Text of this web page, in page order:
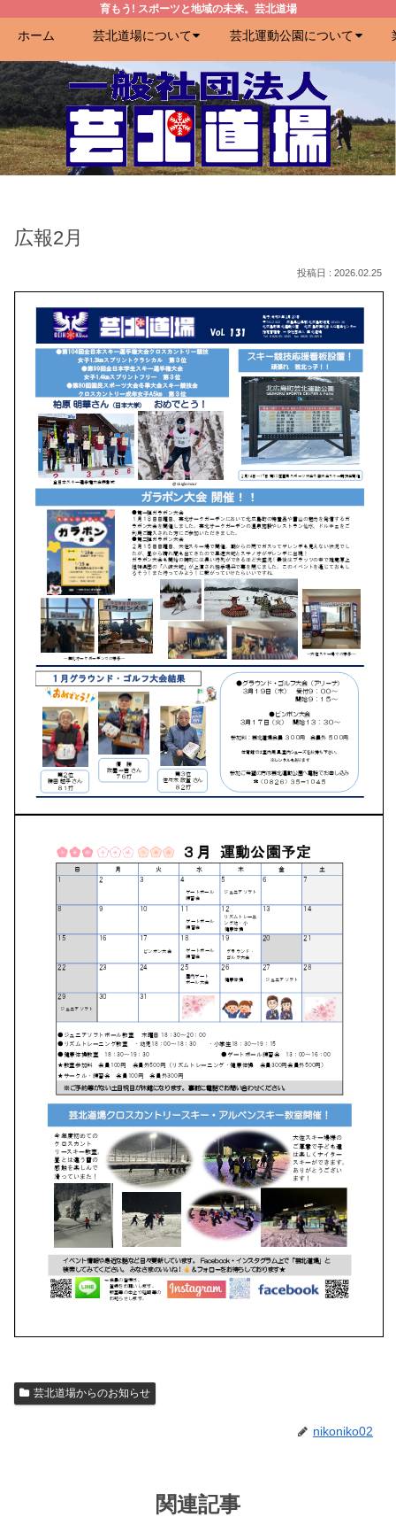
育もう! スポーツと地域の未来。芸北道場
ホーム 芸北道場について 芸北運動公園について
広報2月
2026.02.25
芸北道場からのお知らせ
nikoniko02
関連記事